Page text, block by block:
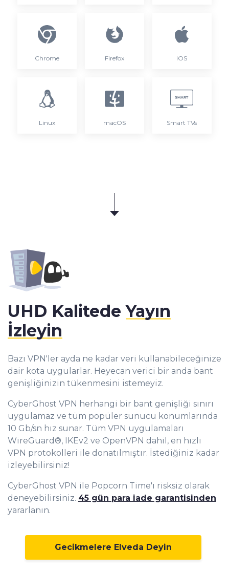
Chrome Firefox iOS
Linux macOS Smart TVs
UHD KalitedeYayın
İzleyin
Bazı VPN'ler ayda ne kadar veri kullanabileceğinize
dair kota uygularlar. Heyecan verici bir anda bant
genişliğinizin tükenmesini istemeyiz.
CyberGhost VPN herhangi bir bant genişliği sınırı
uygulamaz ve tüm popüler sunucu konumlarında
10 Gb/sn hız sunar. Tüm VPN uygulamaları
WireGuard®, IKEv2 ve OpenVPN dahil, en hızlı
VPN protokolleri ile donatılmıştır. İstediğiniz kadar
izleyebilirsiniz!
CyberGhost VPN ile Popcorn Time'ı risksiz olarak
deneyebilirsiniz. 45 gün para iade garantisinden
yararlanın.
Gecikmelere Elveda Deyin